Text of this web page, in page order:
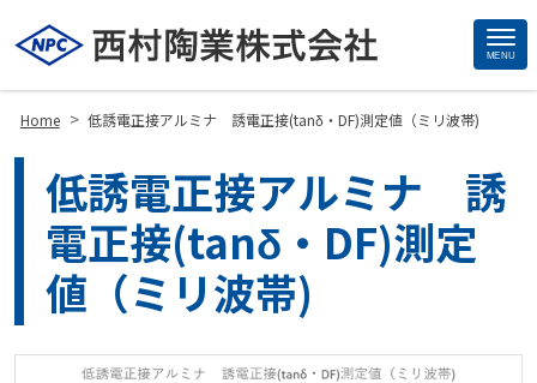
MENU
Home > 低誘電正接アルミナ 誘電正接(tanδ・DF)測定値（ミリ波帯)
低誘電正接アルミナ 誘
電正接(tanδ・DF)測定
値（ミリ波帯)
Site
Footer